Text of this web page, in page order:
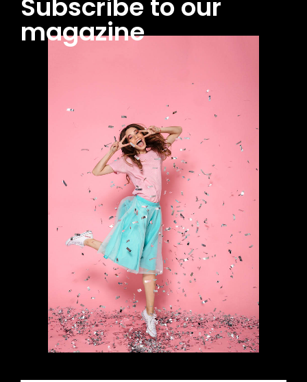
Subscribe to our
magazine